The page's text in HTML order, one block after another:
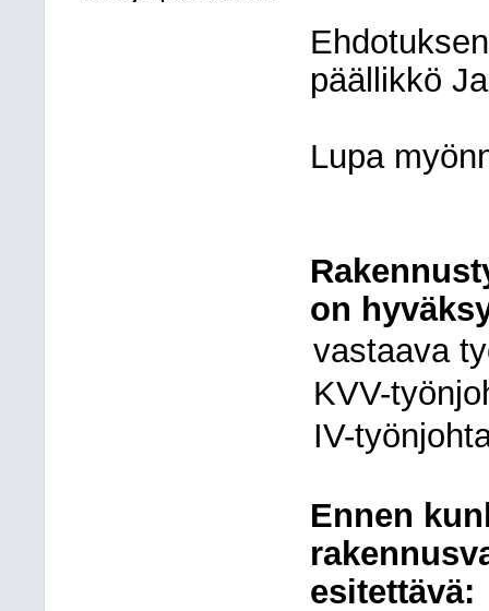
päällikkö
Lupa
on
vastaava
KVV-
IV-
Ennen
esitettävä: